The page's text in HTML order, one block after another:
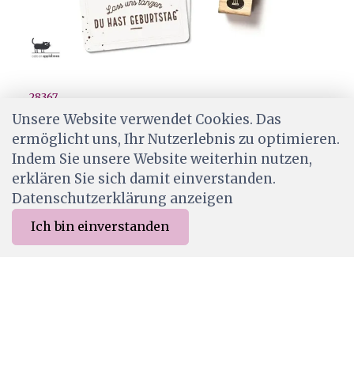
Merkliste Menu
28367
Cats on appletrees Stempel Ukulele
CHF 5.00
Wird für dich bestellt
Unsere Website verwendet Cookies. Das
ermöglicht uns, Ihr Nutzerlebnis zu optimieren.
Indem Sie unsere Website weiterhin nutzen,
erklären Sie sich damit einverstanden.
Datenschutzerklärung anzeigen
Ich bin einverstanden